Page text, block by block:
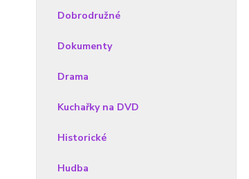
Dobrodružné
Dokumenty
Drama
Kuchařky na DVD
Historické
Hudba